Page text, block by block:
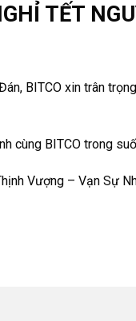
TẾT
BITCO xin trân
cùng BITCO trong
Vượng – Vạn Sự